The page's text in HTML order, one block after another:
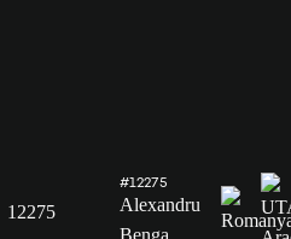
12275
#12275
Alexandru
Benga